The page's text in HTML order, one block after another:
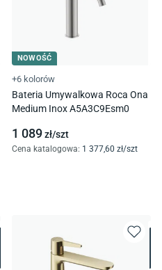
NOWOŚĆ
+6 kolorów
Bateria Umywalkowa Roca Ona
Medium Inox A5A3C9Esm0
1 089zł/szt
Cena katalogowa: 1 377,60 zł/szt